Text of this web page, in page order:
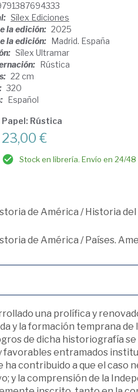
Sílex Ediciones
la edición: 2025
la edición: Madrid. España
Sílex Ultramar
Rústica
22 cm
320
Español
Papel: Rústica
23,00 €
Stock en librería. Envío en 24/48
de América /Historia
de América /Países.
una prolífica y
y la formación temprana de
de dicha historiografía
favorables entramados
contribuido a que el caso
y la comprensión de la